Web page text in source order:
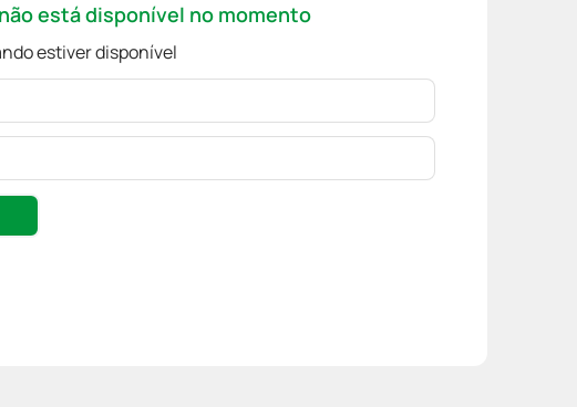
está disponível no momento
estiver disponível